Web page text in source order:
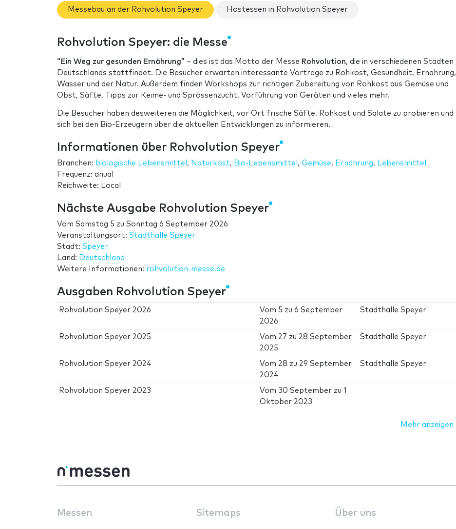
Messebau an der Rohvolution Speyer Hostessen in Rohvolution Speyer
Rohvolution Speyer: die Messe
“Ein Weg zur gesunden Ernährung” – dies ist das Motto der Messe Rohvolution, die in verschiedenen Städten
Deutschlands stattfindet. Die Besucher erwarten interessante Vorträge zu Rohkost, Gesundheit, Ernährung,
Wasser und der Natur. Außerdem finden Workshops zur richtigen Zubereitung von Rohkost aus Gemüse und
Obst, Säfte, Tipps zur Keime- und Sprossenzucht, Vorführung von Geräten und vieles mehr.
Die Besucher haben desweiteren die Möglichkeit, vor Ort frische Säfte, Rohkost und Salate zu probieren und
sich bei den Bio-Erzeugern über die aktuellen Entwicklungen zu informieren.
Informationen über Rohvolution Speyer
Branchen: biologische Lebensmittel , Naturkost, Bio-Lebensmittel , Gemüse, Ernährung, Lebensmittel
Frequenz: anual
Reichweite: Local
Nächste Ausgabe Rohvolution Speyer
Vom Samstag 5 zu Sonntag 6 September 2026
Veranstaltungsort: Stadthalle Speyer
Stadt: Speyer
Land: Deutschland
Weitere Informationen: rohvolution-messe.de
Ausgaben Rohvolution Speyer
Rohvolution Speyer 2026 Vom 5 zu6 September
2026
Stadthalle Speyer
Rohvolution Speyer 2025 Vom 27 zu 28 September
2025
Stadthalle Speyer
Rohvolution Speyer 2024 Vom 28 zu 29 September
2024
Stadthalle Speyer
Rohvolution Speyer 2023 Vom 30 September zu1
Oktober 2023
Mehr anzeigen
Messen Sitemaps Über uns